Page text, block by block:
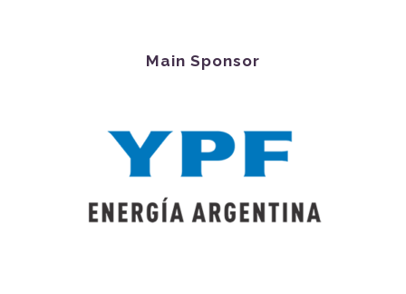
Main Sponsor